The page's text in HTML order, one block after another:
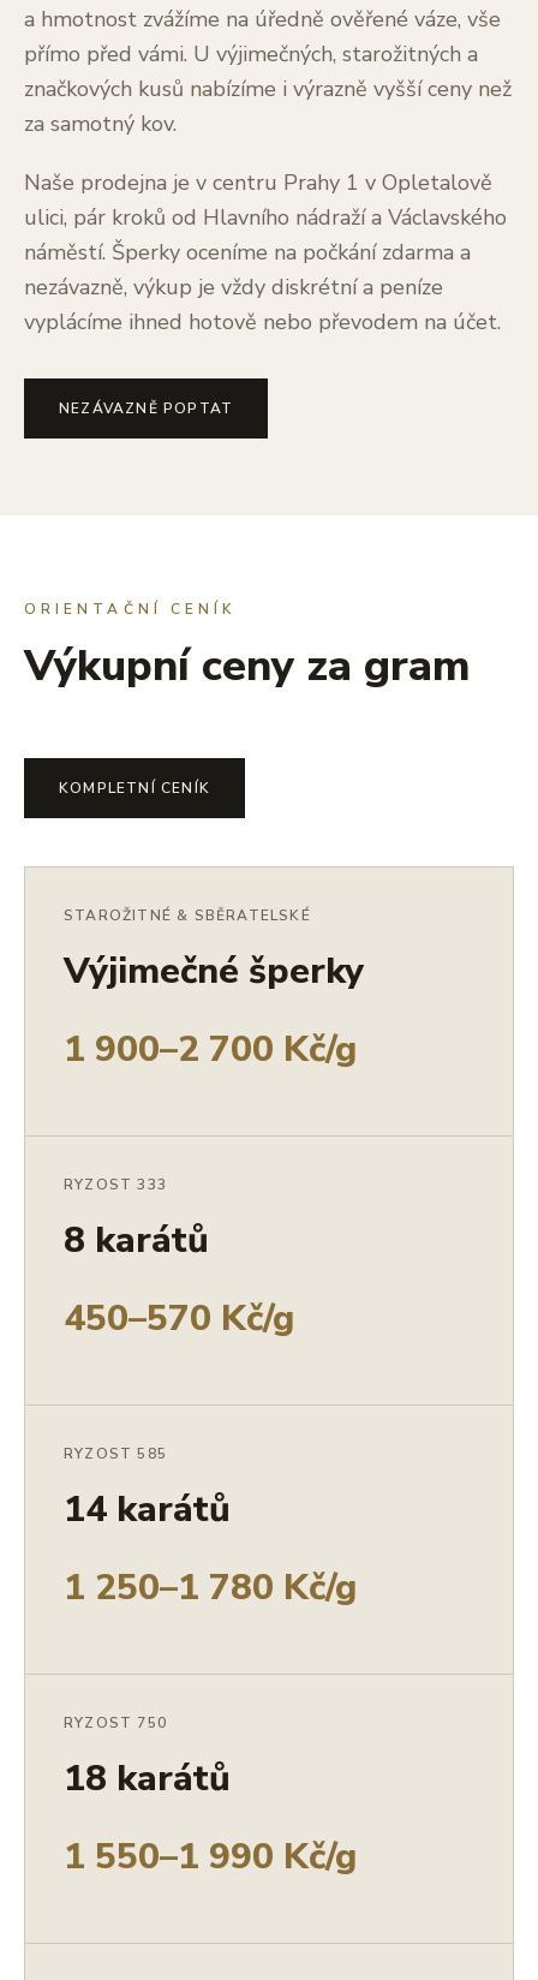
a hmotnost zvážíme na úředně ověřené váze, vše
přímo před vámi. U výjimečných, starožitných a
značkových kusů nabízíme i výrazně vyšší ceny než
za samotný kov.
Naše prodejna je v centru Prahy 1 v Opletalově
ulici, pár kroků od Hlavního nádraží a Václavského
náměstí. Šperky oceníme na počkání zdarma a
nezávazně, výkup je vždy diskrétní a peníze
vyplácíme ihned hotově nebo převodem na účet.
NEZÁVAZNĚ POPTAT
ORIENTAČNÍ CENÍK
Výkupní ceny za gram
KOMPLETNÍ CENÍK
STAROŽITNÉ & SBĚRATELSKÉ
Výjimečné šperky
1 900–2 700 Kč/g
RYZOST 333
8 karátů
450–570 Kč/g
RYZOST 585
14 karátů
1 250–1 780 Kč/g
RYZOST 750
18 karátů
1 550–1 990 Kč/g